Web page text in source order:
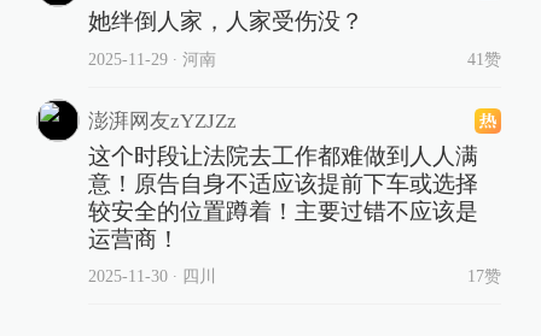
她绊倒人家，人家受伤没？
2025-11-29∙ 河南 41赞
澎湃网友zYZJZz
这个时段让法院去工作都难做到人人满
意！原告自身不适应该提前下车或选择
较安全的位置蹲着！主要过错不应该是
运营商！
2025-11-30∙ 四川 17赞